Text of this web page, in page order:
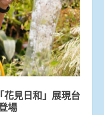
見日和」展現台
場